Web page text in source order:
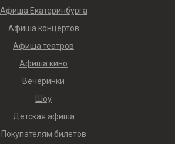
Афиша Екатеринбурга
Афиша концертов
Афиша театров
Афиша кино
Вечеринки
Шоу
Детская афиша
Покупателям билетов